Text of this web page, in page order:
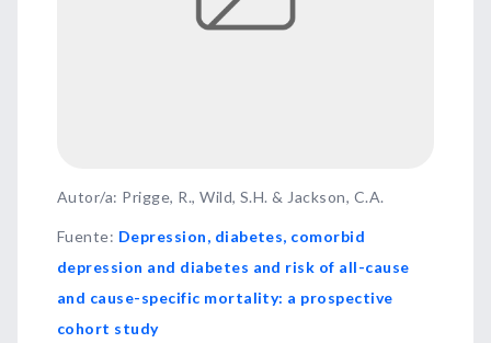
Autor/a: Prigge, R., Wild, S.H. & Jackson, C.A.
Fuente: Depression, diabetes, comorbid
depression and diabetes and risk of all-cause
and cause-specific mortality: a prospective
cohort study